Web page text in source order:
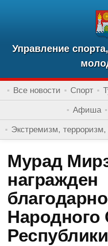
Управление
Все новости Спорт
Афиша
Экстремизм,
Мурад
награжден
Народного